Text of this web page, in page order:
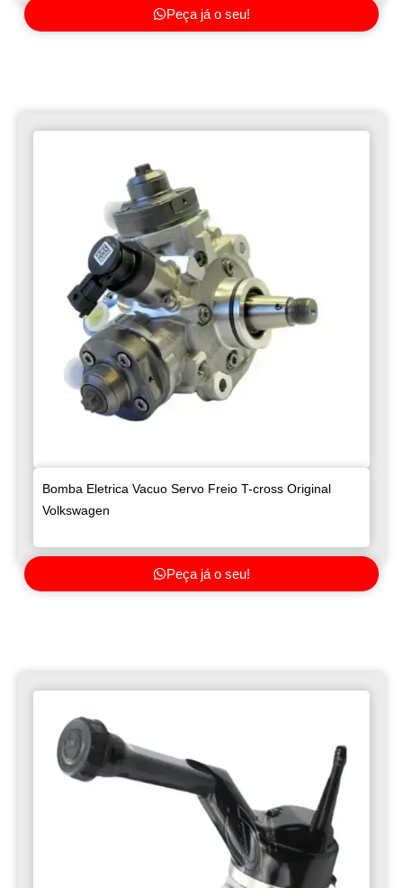
Peça já o seu!
Bomba Eletrica Vacuo Servo Freio T-cross Original
Volkswagen
Peça já o seu!